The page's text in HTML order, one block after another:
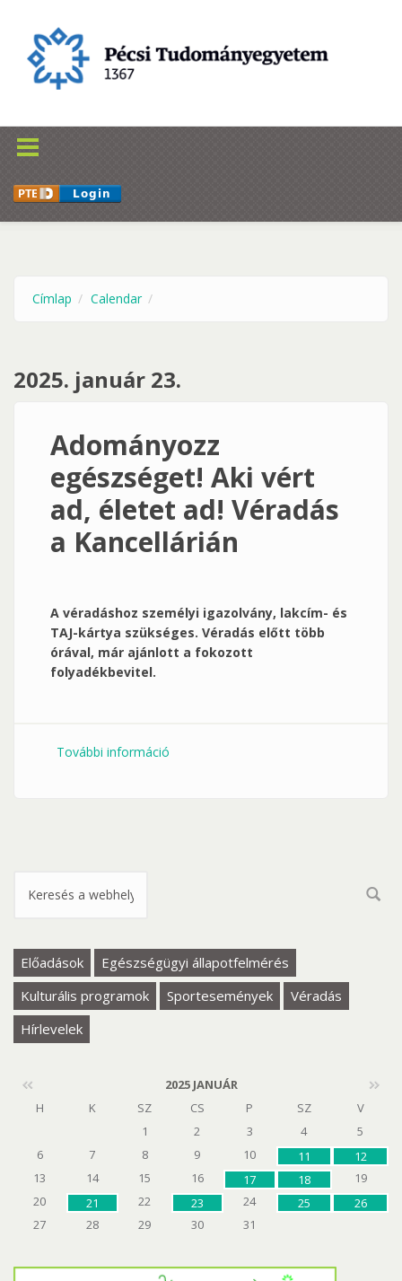
Címlap Calendar
2025. január 23.
Adományozz
egészséget! Aki vért
ad, életet ad! Véradás
a Kancellárián
A véradáshoz személyi igazolvány, lakcím- és
TAJ-kártya szükséges. Véradás előtt több
órával, már ajánlott a fokozott
folyadékbevitel.
További információ
Keresés űrlap
Előadások
Egészségügyi állapotfelmérés
Kulturális programok
Sportesemények
Véradás
Hírlevelek
H K SZ CS P SZ
V
1
2 3 4
5
6
7 8 9 10 11
12
13
14 15 16 17 18
19
20
21 22 23 24 25
26
27
28 29 30 31
2025 JANUÁR